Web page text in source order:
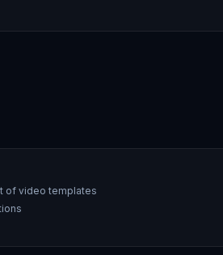
of video templates